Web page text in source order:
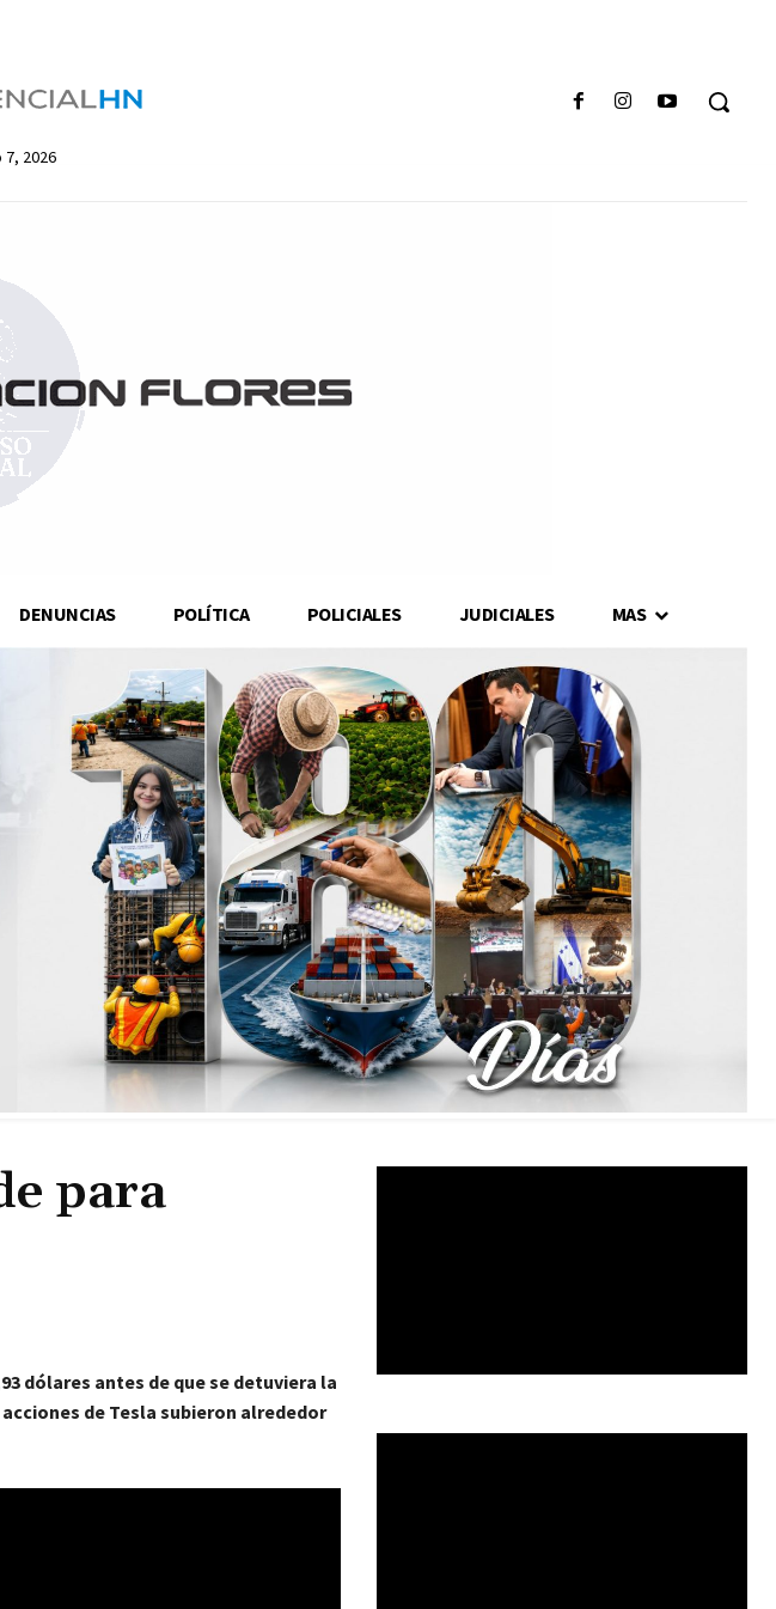
2026
DENUNCIAS POLÍTICA POLICIALES JUDICIALES MAS
para
dólares antes de que se detuviera la
de Tesla subieron alrededor